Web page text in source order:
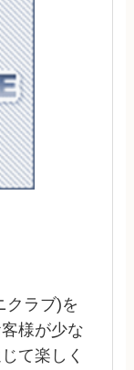
クラブ)を
様が少な
て楽しく